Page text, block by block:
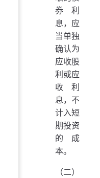
券利
息，应
当单独
确认为
应收股
利或应
收利
息，不
计入短
期投资
的成
本。
（二）